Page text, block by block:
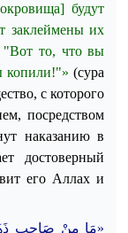
будут
заклеймены их
"Вот то, что вы
копили!"» (сура
с которого
посредством
наказанию в
достоверный
его Аллах и
«مَا مِنْ صَاحِبِ